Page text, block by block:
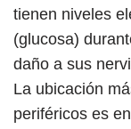
tienen niveles
(glucosa)
daño a sus
La ubicación
periféricos es